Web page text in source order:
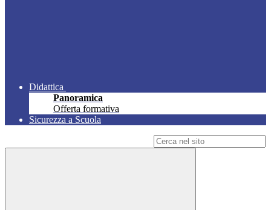
Didattica
Panoramica
Offerta formativa
Sicurezza a Scuola